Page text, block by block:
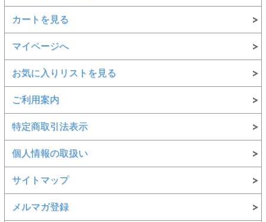
カートを見る
マイページへ
お気に入りリストを見る
ご利用案内
特定商取引法表示
個人情報の取扱い
サイトマップ
メルマガ登録